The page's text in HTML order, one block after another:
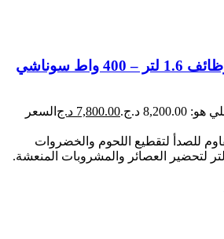
سوناشي
د.ج. 7,800.00 د.ج السعر
للصدأ لتقطيع اللحوم والخضروات
بسهولة. وعاء بسعة 1.6 لتر لتحضير العصائر والمشروبات المنعشة.